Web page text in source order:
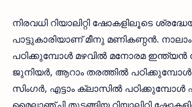
നിരവധി റിയാലിറ്റി ഷോകളിലൂടെ
പാട്ടുകാരിയാണ് മീനു മണികണ്ഠന്‍.
പഠിക്കുമ്പോള്‍ മഴവില്‍ മനോരമ
ജുനിയര്‍, ആറാം തരത്തില്‍
സിംഗര്‍, എട്ടാം ക്ലാസില്‍ പഠിക്കുമ്പോള്‍